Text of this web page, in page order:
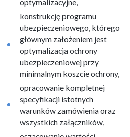
konstrukcję programu
ubezpieczeniowego, którego
głównym założeniem jest
optymalizacja ochrony
ubezpieczeniowej przy
minimalnym koszcie ochrony,
opracowanie kompletnej
specyfikacji istotnych
warunków zamówienia oraz
wszystkich załączników,